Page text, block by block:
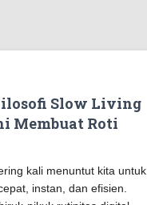
Slow Living
Membuat Roti
kali menuntut kita untuk
instan, dan efisien.